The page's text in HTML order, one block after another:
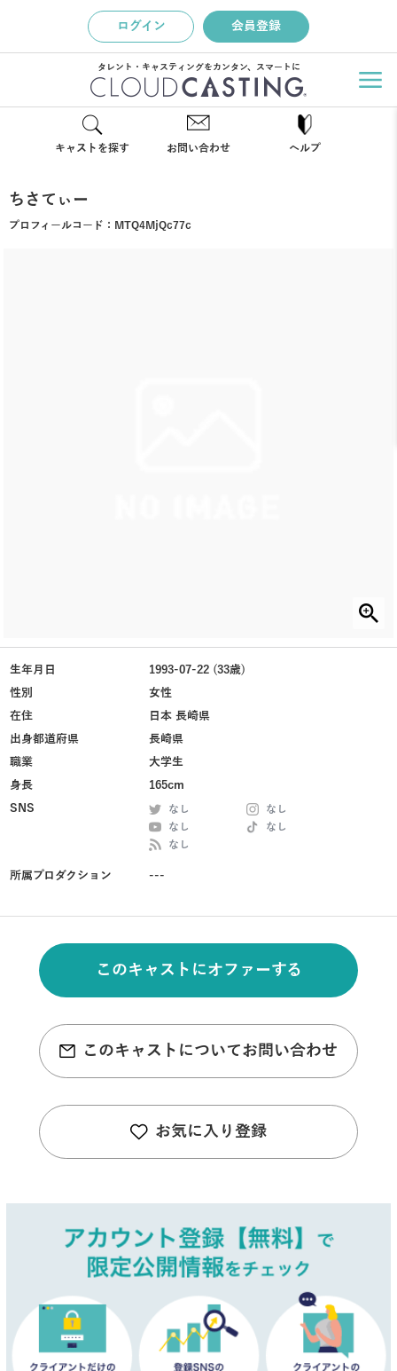
ログイン 会員登録
タレント・キャスティングをカンタン、スマートに
キャストを探す お問い合わせ ヘルプ
ちさてぃー
プロフィールコード： MTQ4MjQc77c
生年月日
1993-07-22 (33歳)
性別
女性
在住
日本 長崎県
出身都道府県
長崎県
職業
大学生
身長
165cm
SNS
なし
なし
なし
なし
なし
所属プロダクション ---
このキャストにオファーする
このキャストについてお問い合わせ
お気に入り登録